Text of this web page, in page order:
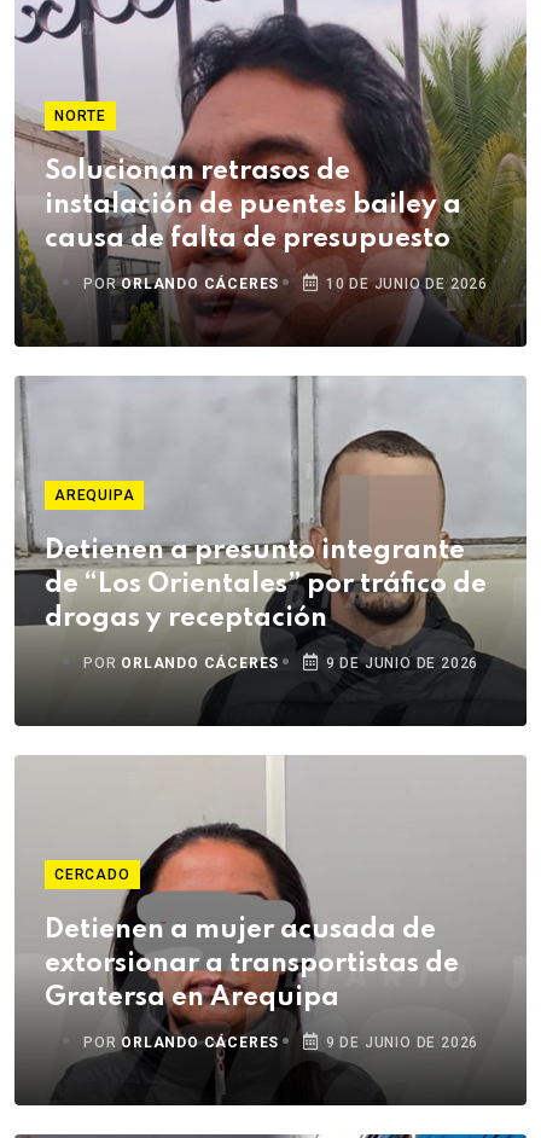
NORTE
Solucionan retrasos de
instalación de puentes bailey a
causa de falta de presupuesto
PORORLANDO CÁCERES 10 DE JUNIO DE 2026
AREQUIPA
Detienen a presunto integrante
de “Los Orientales” por tráfico de
drogas y receptación
POR ORLANDO CÁCERES 9 DE JUNIO DE 2026
CERCADO
Detienen a mujer acusada de
extorsionar a transportistas de
Gratersa en Arequipa
POR ORLANDO CÁCERES 9 DE JUNIO DE 2026